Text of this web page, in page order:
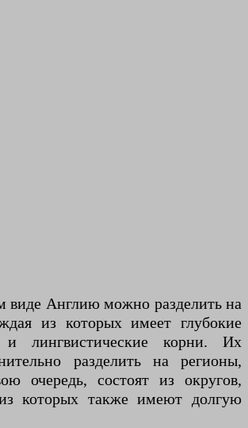
Англию можно разделить на
из которых имеет глубокие
и лингвистические корни. Их
разделить на регионы,
очередь, состоят из округов,
которых также имеют долгую